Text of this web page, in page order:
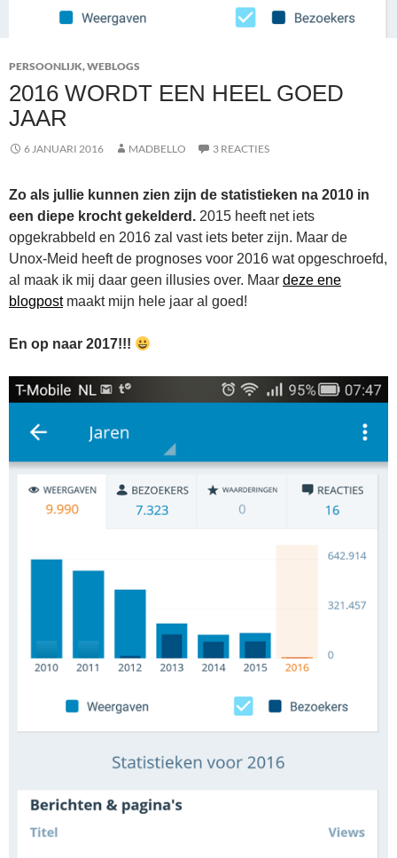
PERSOONLIJK,WEBLOGS
2016 WORDT EEN HEEL GOED
JAAR
6 JANUARI 2016 MADBELLO 3 REACTIES
Zo als jullie kunnen zien zijn de statistieken na 2010 in
een diepe krocht gekelderd. 2015 heeft net iets
opgekrabbeld en 2016 zal vast iets beter zijn. Maar de
Unox-Meid heeft de prognoses voor 2016 wat opgeschroefd,
al maak ik mij daar geen illusies over. Maar deze ene
blogpostmaakt mijn hele jaar al goed!
En op naar 2017!!!